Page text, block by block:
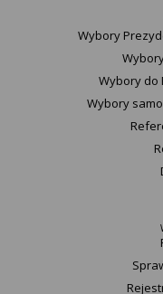
Wybory
Wybory do
Wybory